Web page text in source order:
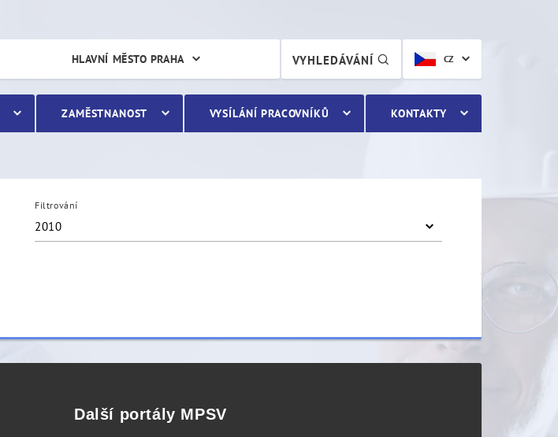
CZ
VYHLEDÁVÁNÍ
HLAVNÍ MĚSTO PRAHA
ZAMĚSTNANOST VYSÍLÁNÍ PRACOVNÍKŮ KONTAKTY
Filtrování
2010
Další portály MPSV